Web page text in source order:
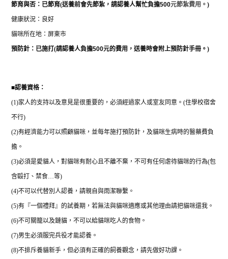
節育與否：已節育(送養前會先節紮， 請認養人幫忙負擔500元節紮費用。 )
健康狀況：良好
貓咪所在地：屏東市
預防針：已施打(請認養人負擔500元的費用，送養時會附上預防針手冊。 )
■認養資格：
(1)家人的支持以及意見是很重要的，必須經過家人或室友同意。 (住學校宿舍
不行)
(2)有經濟能力可以照顧貓咪，並每年施打預防針，及貓咪生病時的醫藥費負
擔。
(3)必須是愛貓人，對貓咪有耐心且不離不棄，不可有任何虐待貓咪的行為(包
含毆打、禁食…等)
(4)不可以代替別人認養，請親自與雨潔聯繫。
(5)有『一個禮拜』的試養期，若無法與貓咪適應或其他理由請把貓咪還我。
(6)不可關籠以及鏈貓，不可以給貓咪吃人的食物。
(7)男生必須服完兵役才能認養。
(8)不排斥養貓新手，但必須有正確的飼養觀念，請先做好功課。